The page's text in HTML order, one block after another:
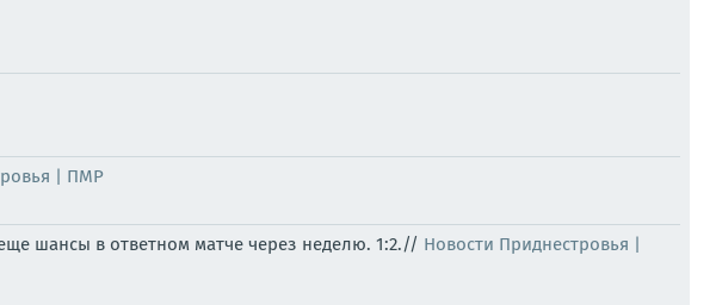
| ПМР
шансы в ответном матче через неделю. 1:2.// Новости Приднестровья |